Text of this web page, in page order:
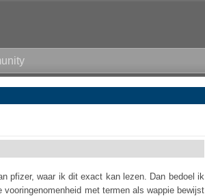
pfizer, waar ik dit exact kan lezen. Dan bedoel ik
met termen als wappie bewijst